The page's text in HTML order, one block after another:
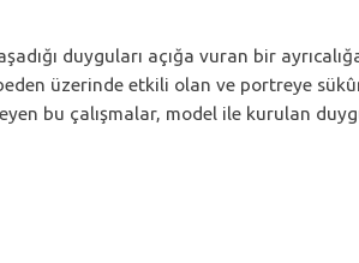
duyguları açığa vuran bir
üzerinde etkili olan ve portreye
bu çalışmalar, model ile kurulan